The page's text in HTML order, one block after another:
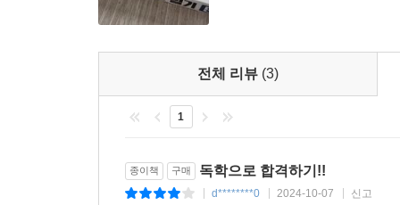
전체 리뷰 (3)
1
종이책 구매 독학으로 합격하기!!
d********0 2024-10-07 신고